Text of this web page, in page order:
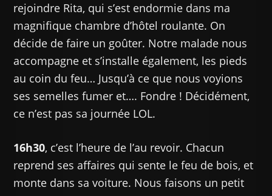
rejoindre Rita, qui s’est endormie dans ma
magnifique chambre d’hôtel roulante. On
décide de faire un goûter. Notre malade nous
accompagne et s’installe également, les pieds
au coin du feu… Jusqu’à ce que nous voyions
ses semelles fumer et…. Fondre ! Décidément,
ce n’est pas sa journée LOL.
16h30, c’est l’heure de l’au revoir. Chacun
reprend ses affaires qui sente le feu de bois, et
monte dans sa voiture. Nous faisons un petit